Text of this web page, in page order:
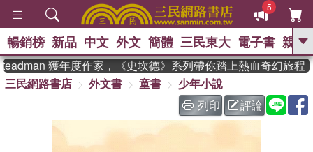
5
GO
熱搜： 東野圭吾 、
The Odyssey 、 父親節 、 如果歷
史是一群喵 、 暑期推薦 、 國際布克
獎 臺灣漫遊錄
暢銷榜 新品 中文 外文 簡體 三民東大 電子書 親子
獲年度作家，《史坎德》系列帶你踏上熱血奇幻旅程
三民網路書店
外文書 童書
少年小說
列印
評論